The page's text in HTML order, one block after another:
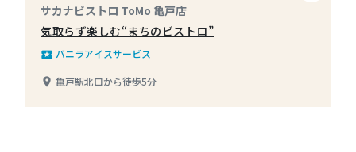
サカナビストロ ToMo 亀戸店
気取らず楽しむ“まちのビストロ”
local_play バニラアイスサービス
place 亀戸駅北口から徒歩5分